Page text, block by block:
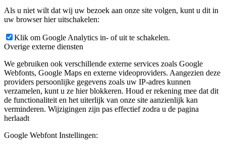
Als u niet wilt dat wij uw bezoek aan onze site volgen, kunt u dit in
uw browser hier uitschakelen:
Klik om Google Analytics in- of uit te schakelen.
Overige externe diensten
We gebruiken ook verschillende externe services zoals Google
Webfonts, Google Maps en externe videoproviders. Aangezien deze
providers persoonlijke gegevens zoals uw IP-adres kunnen
verzamelen, kunt u ze hier blokkeren. Houd er rekening mee dat dit
de functionaliteit en het uiterlijk van onze site aanzienlijk kan
verminderen. Wijzigingen zijn pas effectief zodra u de pagina
herlaadt
Google Webfont Instellingen: